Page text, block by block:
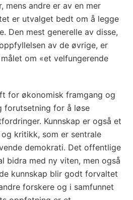
mens andre er av en mer
er utvalget bedt om å legge
Den mest generelle av disse,
av de øvrige, er
om «et velfungerende
for økonomisk framgang og
forutsetning for å løse
Kunnskap er også et
kritikk, som er sentrale
demokrati. Det offentlige
bidra med ny viten, men også
kunnskap blir godt forvaltet
forskere og i samfunnet